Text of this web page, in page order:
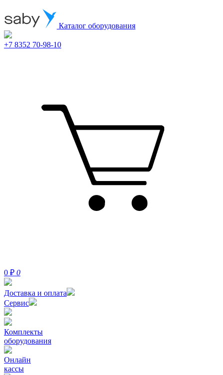
Каталог оборудования
+7 8352 70-98-10
0 ₽ 0
Доставка и оплата
Сервис
Комплекты
оборудования
Онлайн
кассы